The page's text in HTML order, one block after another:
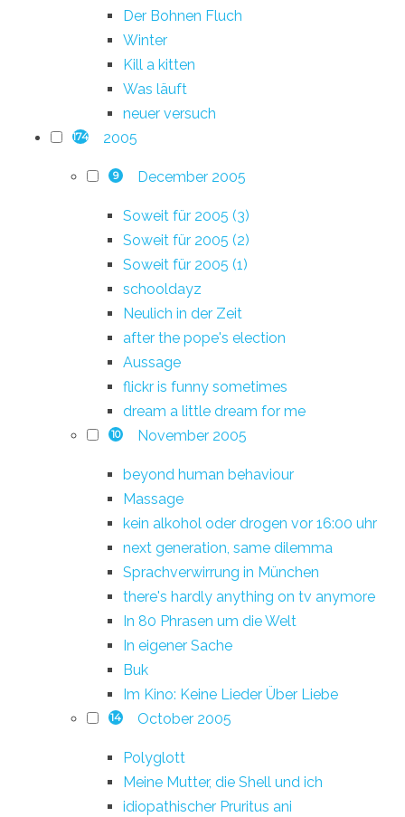
Der Bohnen Fluch
Winter
Kill a kitten
Was läuft
neuer versuch
174 2005
9 December 2005
Soweit für 2005 (3)
Soweit für 2005 (2)
Soweit für 2005 (1)
schooldayz
Neulich in der Zeit
after the pope's election
Aussage
flickr is funny sometimes
dream a little dream for me
10 November 2005
beyond human behaviour
Massage
kein alkohol oder drogen vor 16:00 uhr
next generation, same dilemma
Sprachverwirrung in München
there's hardly anything on tv anymore
In 80 Phrasen um die Welt
In eigener Sache
Buk
Im Kino: Keine Lieder Über Liebe
14 October 2005
Polyglott
Meine Mutter, die Shell und ich
idiopathischer Pruritus ani